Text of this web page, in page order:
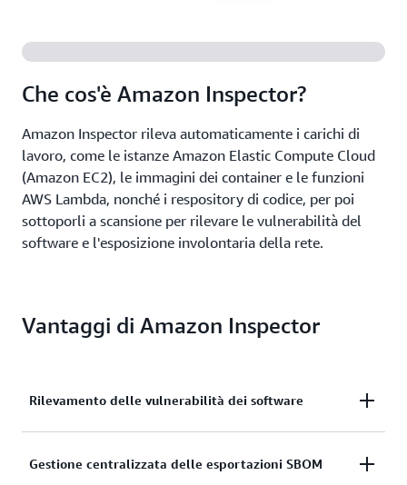
Che cos'è Amazon Inspector?
Amazon Inspector rileva automaticamente i carichi di
lavoro, come le istanze Amazon Elastic Compute Cloud
(Amazon EC2), le immagini dei container e le funzioni
AWS Lambda, nonché i respository di codice, per poi
sottoporli a scansione per rilevare le vulnerabilità del
software e l'esposizione involontaria della rete.
Vantaggi di Amazon Inspector
Rilevamento delle vulnerabilità dei software
Rileva le vulnerabilità software e l'esposizione
Gestione centralizzata delle esportazioni SBOM